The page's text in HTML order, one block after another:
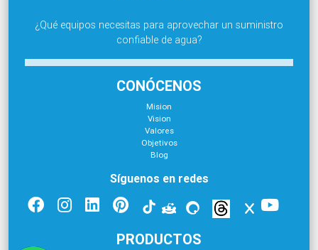
¿Qué equipos necesitas para aprovechar un suministro
confiable de agua?
CONÓCENOS
Mision
Vision
Valores
Objetivos
Blog
Síguenos en redes
PRODUCTOS